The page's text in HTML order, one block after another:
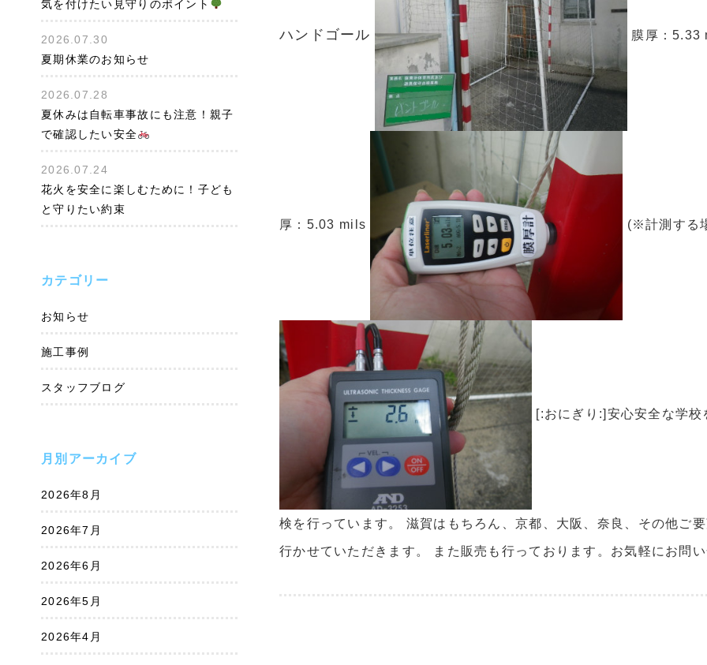
気を付けたい見守りのポイント
2026.07.30
夏期休業のお知らせ
2026.07.28
夏休みは自転車事故にも注意！親子
で確認したい安全
2026.07.24
花火を安全に楽しむために！子ども
と守りたい約束
カテゴリー
お知らせ
施工事例
スタッフブログ
月別アーカイブ
2026年8月
2026年7月
2026年6月
2026年5月
2026年4月
ハンドゴール 膜厚：5.33
厚：5.03 mils (※計測する
[:おにぎり:]安心安全な学
検を行っています。 滋賀はもちろん、京都、大阪、奈良、その他ご
行かせていただきます。 また販売も行っております。お気軽にお問い